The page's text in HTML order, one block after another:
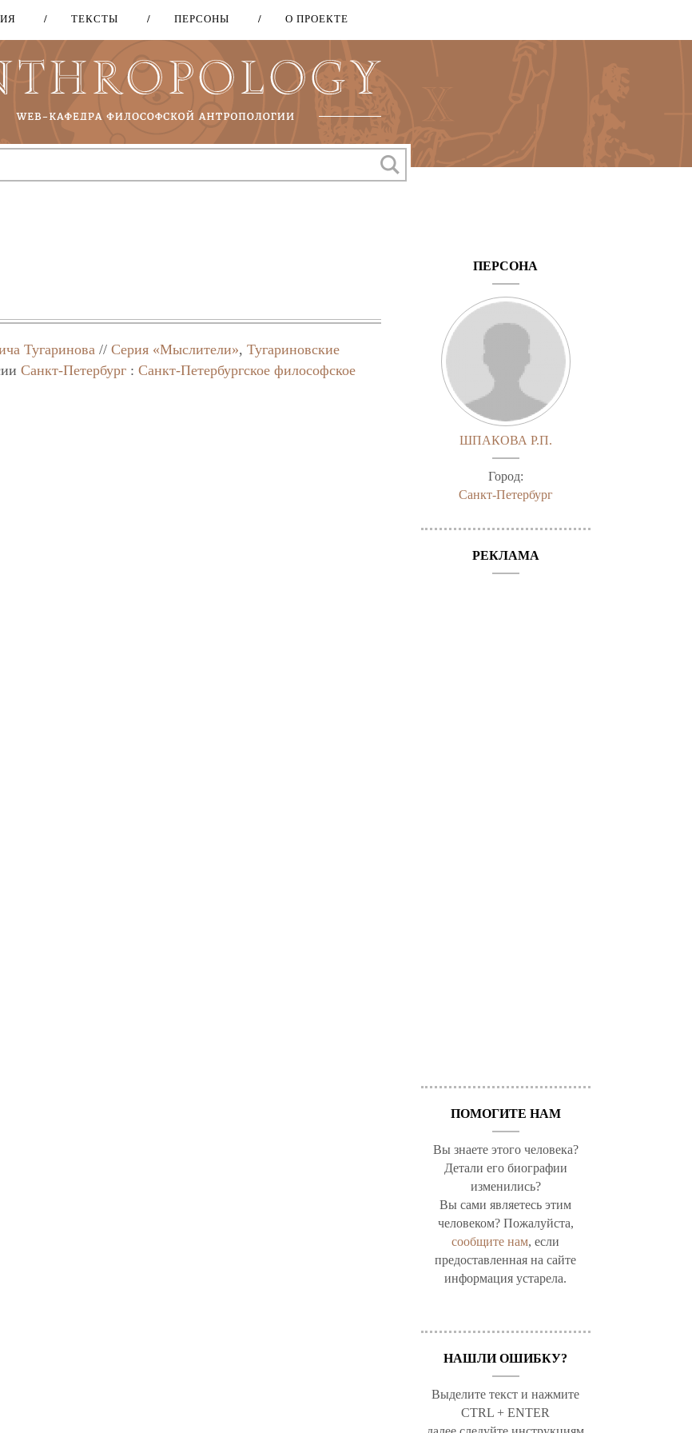
Перейти
основному
содержанию
ТЕКСТЫ ПЕРСОНЫ О ПРОЕКТЕ
Тугаринова //Серия «Мыслители»,Тугариновские
Санкт-Петербург :Санкт-Петербургское философское
ПЕРСОНА
ШПАКОВА Р.П.
Город:
Санкт-Петербург
РЕКЛАМА
ПОМОГИТЕ НАМ
Вы знаете этого человека?
Детали его биографии
изменились?
Вы сами являетесь этим
человеком? Пожалуйста,
сообщите нам, если
предоставленная на сайте
информация устарела.
НАШЛИ ОШИБКУ?
Выделите текст и нажмите
CTRL + ENTER